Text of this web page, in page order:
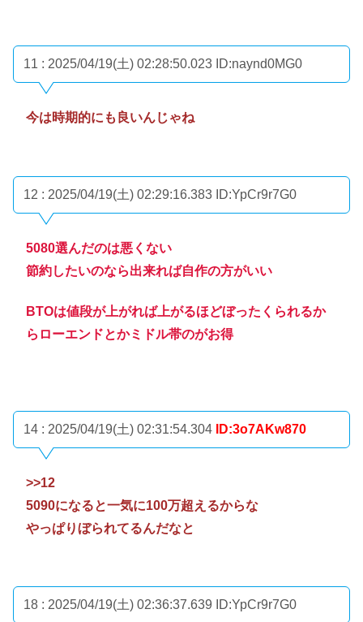
11 : 2025/04/19(土) 02:28:50.023 ID:naynd0MG0
今は時期的にも良いんじゃね
12 : 2025/04/19(土) 02:29:16.383 ID:YpCr9r7G0
5080選んだのは悪くない
節約したいのなら出来れば自作の方がいい
BTOは値段が上がれば上がるほどぼったくられるか
らローエンドとかミドル帯のがお得
14 : 2025/04/19(土) 02:31:54.304 ID:3o7AKw870
>>12
5090になると一気に100万超えるからな
やっぱりぼられてるんだなと
18 : 2025/04/19(土) 02:36:37.639 ID:YpCr9r7G0